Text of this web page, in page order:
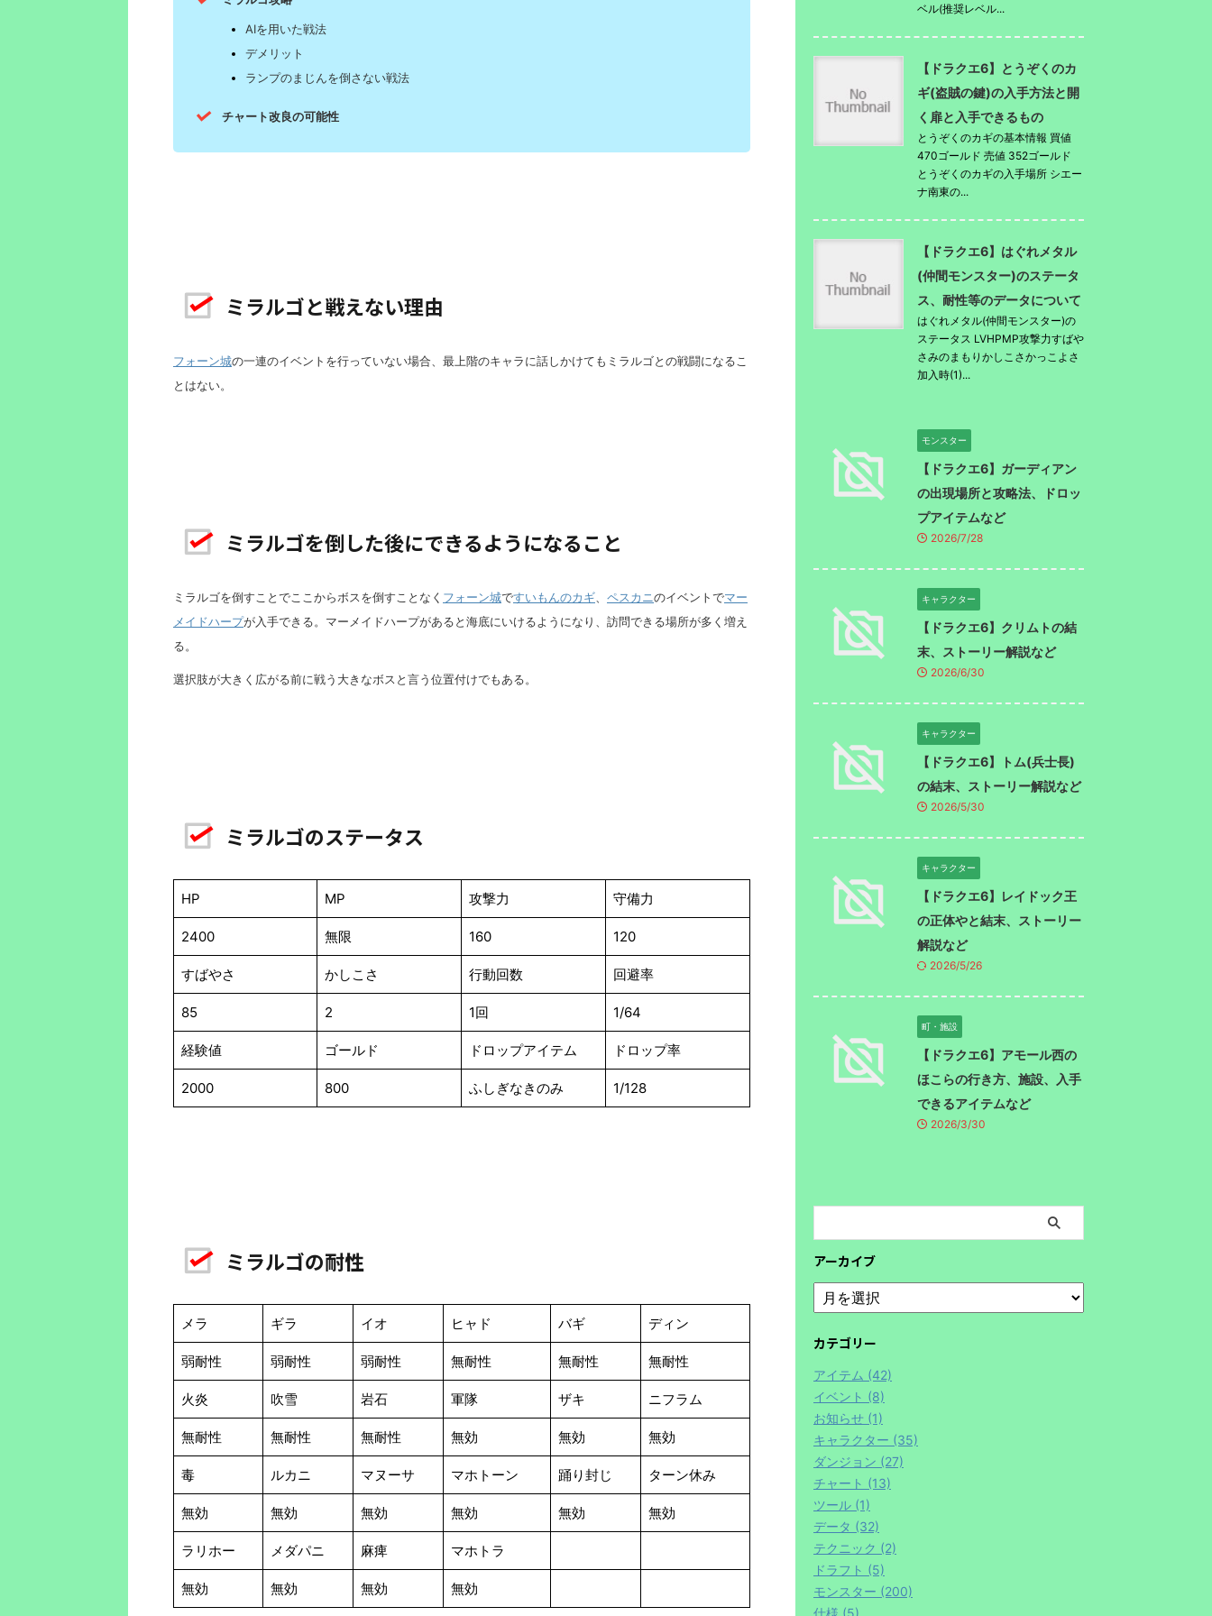
AIを用いた戦法
デメリット
ランプのまじんを倒さない戦法
チャート改良の可能性
ミラルゴと戦えない理由
フォーン城の一連のイベントを行っていない場合、最上階のキャラに話しかけてもミラルゴとの戦闘になるこ
とはない。
ミラルゴを倒した後にできるようになること
ミラルゴを倒すことでここからボスを倒すことなく フォーン城ですいもんのカギ ペスカニのイベントでマー
メイドハープが入手できる。マーメイドハープがあると海底にいけるようになり、訪問できる場所が多く増え
る。
選択肢が大きく広がる前に戦う大きなボスと言う位置付けでもある。
ミラルゴのステータス
HP MP 攻撃力 守備力
2400 無限 160 120
すばやさ かしこさ 行動回数 回避率
85 2 1回 1/64
経験値 ゴールド ドロップアイテム ドロップ率
2000 800 ふしぎなきのみ 1/128
ミラルゴの耐性
メラ ギラ イオ ヒャド バギ ディン
弱耐性 弱耐性 弱耐性 無耐性 無耐性 無耐性
火炎 吹雪 岩石 軍隊 ザキ ニフラム
無耐性 無耐性 無耐性 無効 無効 無効
毒 ルカニ マヌーサ マホトーン 踊り封じ ターン休み
無効 無効 無効 無効 無効 無効
ラリホー メダパニ 麻痺 マホトラ
無効 無効 無効 無効
ベル(推奨レベル...
【ドラクエ6】とうぞくのカ
ギ(盗賊の鍵)の入手方法と開
く扉と入手できるもの
とうぞくのカギの基本情報 買値
470ゴールド 売値 352ゴールド
とうぞくのカギの入手場所 シエー
ナ南東の...
【ドラクエ6】はぐれメタル
(仲間モンスター)のステータ
ス、耐性等のデータについて
はぐれメタル(仲間モンスター)の
ステータス LVHPMP攻撃力すばや
さみのまもりかしこさかっこよさ
加入時(1)...
モンスター
【ドラクエ6】ガーディアン
の出現場所と攻略法、ドロッ
プアイテムなど
2026/7/28
キャラクター
【ドラクエ6】クリムトの結
末、ストーリー解説など
2026/6/30
キャラクター
【ドラクエ6】トム(兵士長)
の結末、ストーリー解説など
2026/5/30
キャラクター
【ドラクエ6】レイドック王
の正体やと結末、ストーリー
解説など
2026/5/26
町・施設
【ドラクエ6】アモール西の
ほこらの行き方、施設、入手
できるアイテムなど
2026/3/30
アーカイブ
カテゴリー
アイテム (42)
イベント (8)
お知らせ (1)
キャラクター (35)
ダンジョン (27)
チャート (13)
ツール (1)
データ (32)
テクニック (2)
ドラフト (5)
モンスター (200)
仕様 (5)